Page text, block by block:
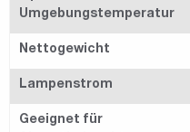
Umgebungstemperatur
Nettogewicht
Lampenstrom
Geeignet für